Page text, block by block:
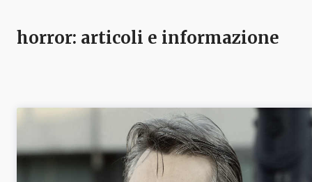
horror: articoli e informazione